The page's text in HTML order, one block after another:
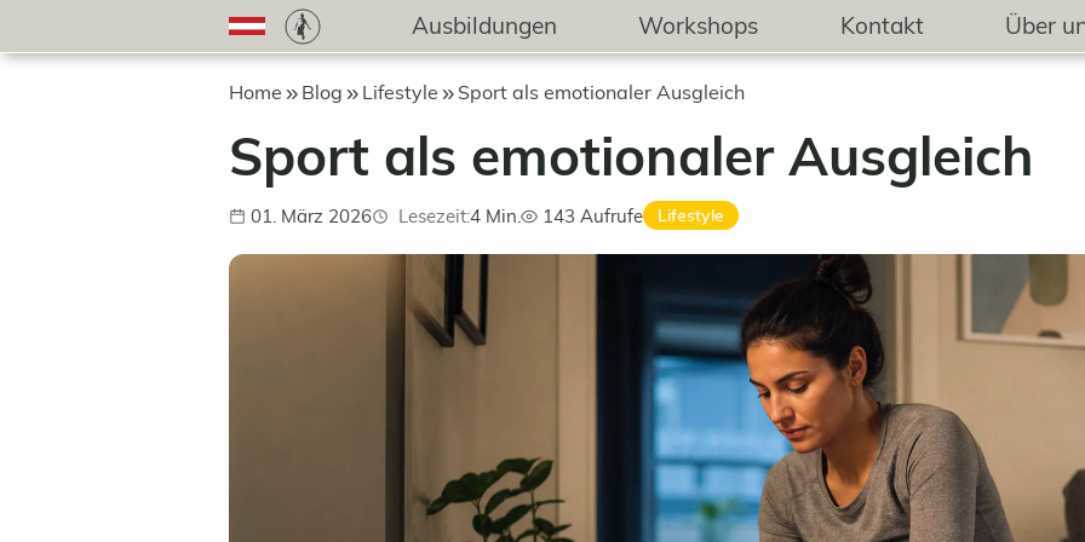
Ausbildungen Workshops Kontakt Über
Home Blog Lifestyle Sport als emotionaler Ausgleich
Sport als emotionaler Ausgleich
Veröffentlicht:
01. März 2026 Lesezeit:4 Min.Aufrufe:
143 Aufrufe Lifestyle